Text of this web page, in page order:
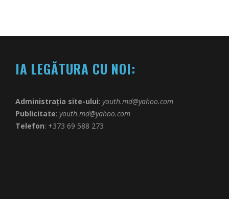
IA LEGĂTURA CU NOI:
Administrația site-ului: youth.md@yahoo.com
Publicitate: youth.md@yahoo.com
Telefon: +373 69 588 273